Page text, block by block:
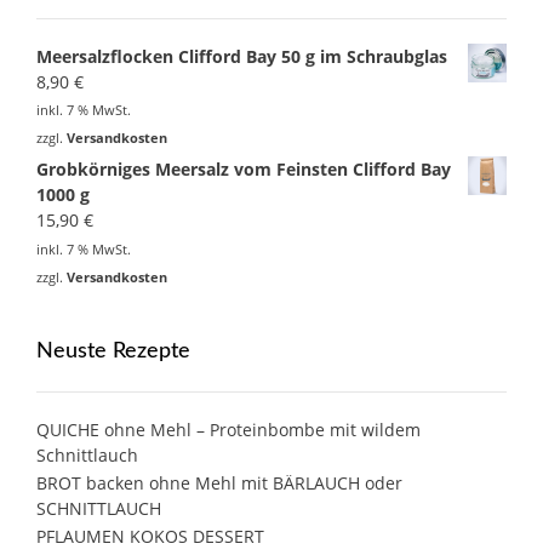
Meersalzflocken Clifford Bay 50 g im Schraubglas
8,90 €
inkl. 7 % MwSt.
zzgl. Versandkosten
Grobkörniges Meersalz vom Feinsten Clifford Bay
1000 g
15,90 €
inkl. 7 % MwSt.
zzgl. Versandkosten
Neuste Rezepte
QUICHE ohne Mehl – Proteinbombe mit wildem
Schnittlauch
BROT backen ohne Mehl mit BÄRLAUCH oder
SCHNITTLAUCH
PFLAUMEN KOKOS DESSERT